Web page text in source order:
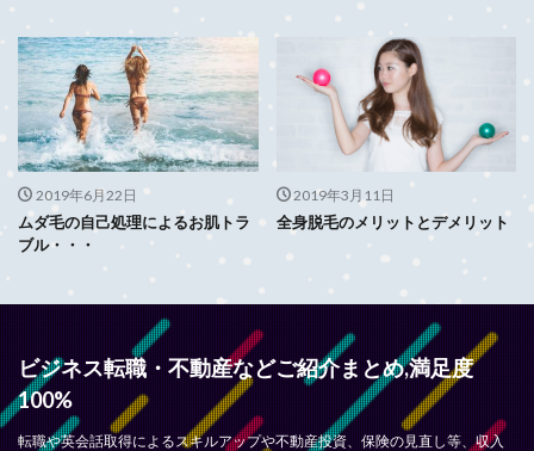
2019年6月22日
ムダ毛の自己処理によるお肌トラ
ブル・・・
2019年3月11日
全身脱毛のメリットとデメリット
ビジネス転職・不動産などご紹介まとめ,満足度
100%
転職や英会話取得によるスキルアップや不動産投資、保険の見直し等、収入